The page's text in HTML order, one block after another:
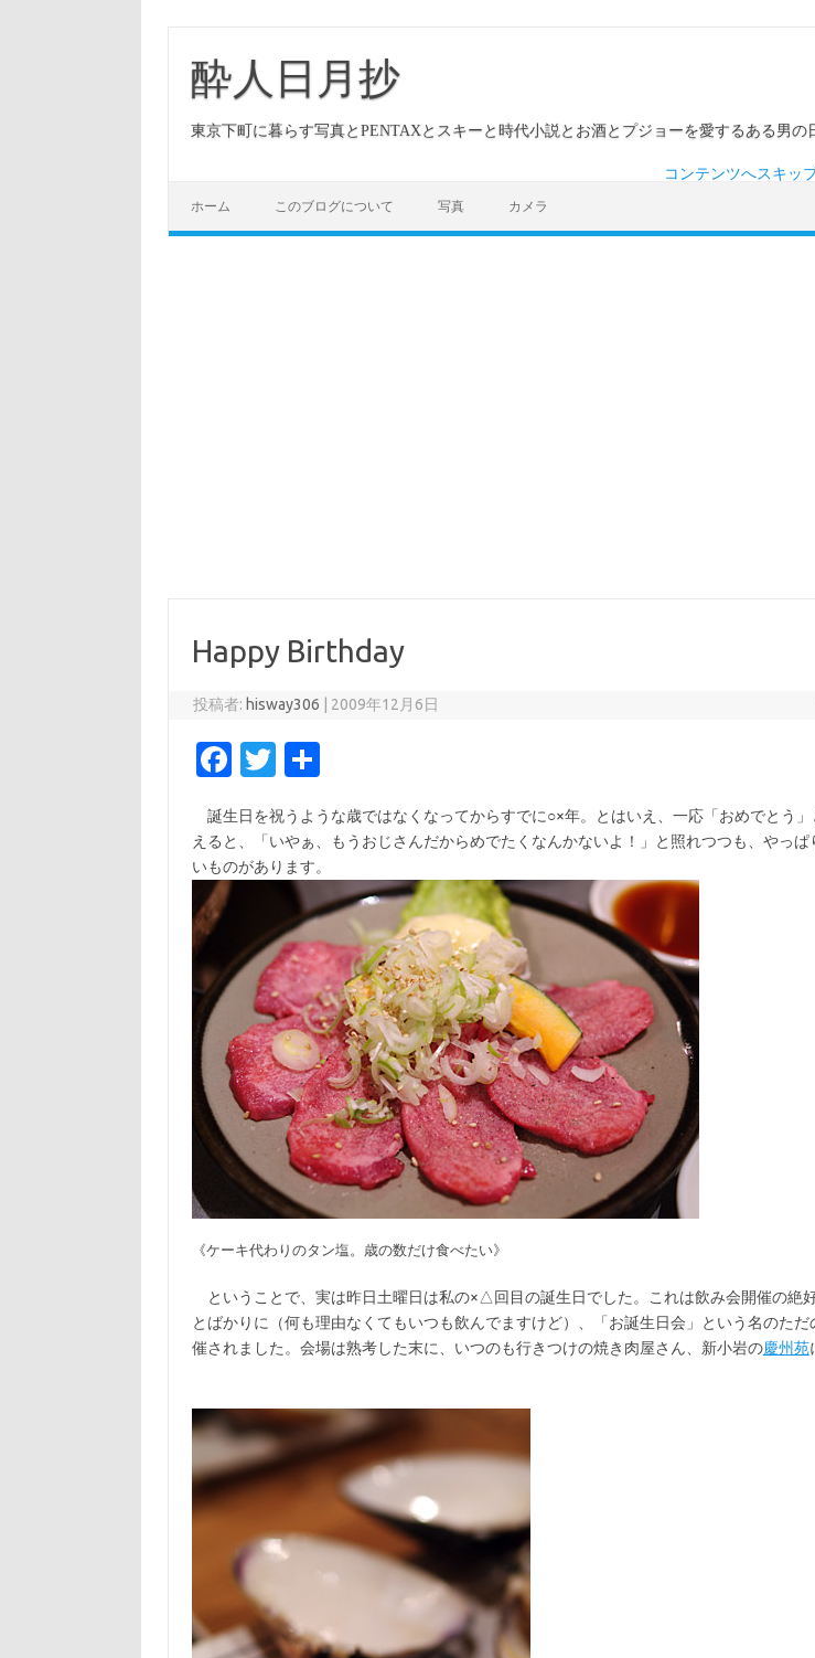
酔人日月抄
東京下町に暮らす写真とPENTAXとスキーと時代小説とお酒とプジョーを愛するある男の
コンテンツへスキッ
ホーム このブログについて 写真 カメラ
Happy Birthday
投稿者: hisway306 2009年12月6日
Fa
e
b
o
o
k
T
it
te
誕生日を祝うような歳ではなくなってからすでに○×年。とはいえ、一応「おめでとう」
えると、「いやぁ、もうおじさんだからめでたくなんかないよ！」と照れつつも、やっぱ
いものがあります。
《ケーキ代わりのタン塩。歳の数だけ食べたい》
ということで、実は昨日土曜日は私の×△回目の誕生日でした。これは飲み会開催の絶
とばかりに（何も理由なくてもいつも飲んでますけど）、「お誕生日会」という名のただ
催されました。会場は熟考した末に、いつのも行きつけの焼き肉屋さん、新小岩の慶州苑